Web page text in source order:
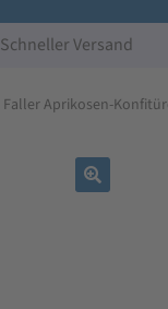
Schneller Versand
Faller Aprikosen-